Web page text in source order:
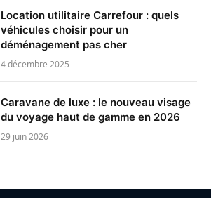
Location utilitaire Carrefour : quels
véhicules choisir pour un
déménagement pas cher
4 décembre 2025
Caravane de luxe : le nouveau visage
du voyage haut de gamme en 2026
29 juin 2026